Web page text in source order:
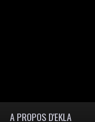
A PROPOS D'EKLA